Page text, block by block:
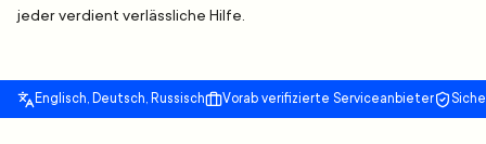
jeder verdient verlässliche Hilfe.
Englisch, Deutsch, Russisch Vorab verifizierte Serviceanbieter